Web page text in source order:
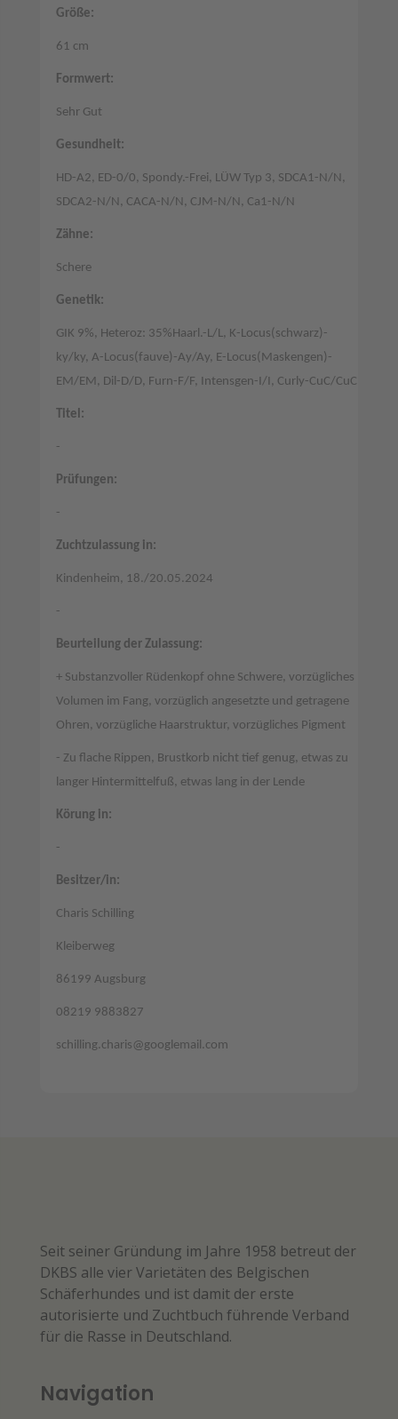
Größe:
61 cm
Formwert:
Sehr Gut
Gesundheit:
HD-A2, ED-0/0, Spondy.-Frei, LÜW Typ 3, SDCA1-N/N,
SDCA2-N/N, CACA-N/N, CJM-N/N, Ca1-N/N
Zähne:
Schere
Genetik:
GIK 9%, Heteroz: 35%Haarl.-L/L, K-Locus(schwarz)-
ky/ky, A-Locus(fauve)-Ay/Ay, E-Locus(Maskengen)-
EM/EM, Dil-D/D, Furn-F/F, Intensgen-I/I, Curly-CuC/CuC
Titel:
-
Prüfungen:
-
Zuchtzulassung in:
Kindenheim, 18./20.05.2024
-
Beurteilung der Zulassung:
+ Substanzvoller Rüdenkopf ohne Schwere, vorzügliches
Volumen im Fang, vorzüglich angesetzte und getragene
Ohren, vorzügliche Haarstruktur, vorzügliches Pigment
- Zu flache Rippen, Brustkorb nicht tief genug, etwas zu
langer Hintermittelfuß, etwas lang in der Lende
Körung in:
-
Besitzer/in:
Charis Schilling
Kleiberweg
86199 Augsburg
08219 9883827
schilling.charis@googlemail.com
Seit seiner Gründung im Jahre 1958 betreut der
DKBS alle vier Varietäten des Belgischen
Schäferhundes und ist damit der erste
autorisierte und Zuchtbuch führende Verband
für die Rasse in Deutschland.
Navigation